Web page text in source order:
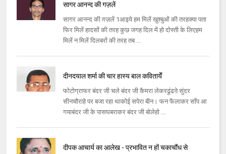
सागर आनन्द की गज़लें
सागर आनन्द की ग़ज़लें 1आइये हम मिलें खुश्बुओं की तरहक्या पता
फिर मिलें हादसों की तरह कुछ जगह दिल में हो दोस्ती के लिएहम
मिलें न मिलें दिलबरों की तरह तब ...
दीनदयाल शर्मा की चार हास्य बाल कवितायेँ
फोटोग्राफर बंदर जी चले बंदर जी कैमरा लेकरढूंढऩे सुंदर
सीनचौराहे पर बजा रहा थाकोई सपेरा बीन। फन फैलाकर साँप आ
गयाबंदर जी के पासघबराकर बंदर जी बोलेहो ...
दीपक आचार्य का आलेख - प्रभावित न हों चकाचौंध से